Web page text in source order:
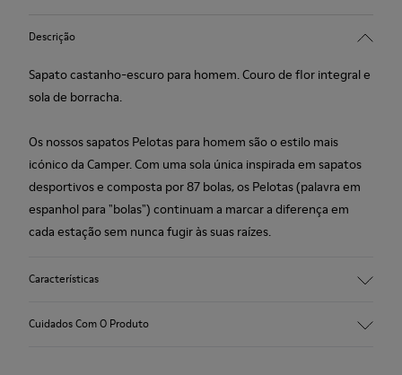
Descrição
Sapato castanho-escuro para homem. Couro de flor integral e
sola de borracha.
Os nossos sapatos Pelotas para homem são o estilo mais
icónico da Camper. Com uma sola única inspirada em sapatos
desportivos e composta por 87 bolas, os Pelotas (palavra em
espanhol para "bolas") continuam a marcar a diferença em
cada estação sem nunca fugir às suas raízes.
Características
Cuidados Com O Produto